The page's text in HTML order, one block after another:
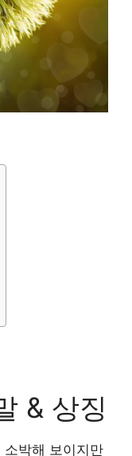
& 상징
소박해 보이지만